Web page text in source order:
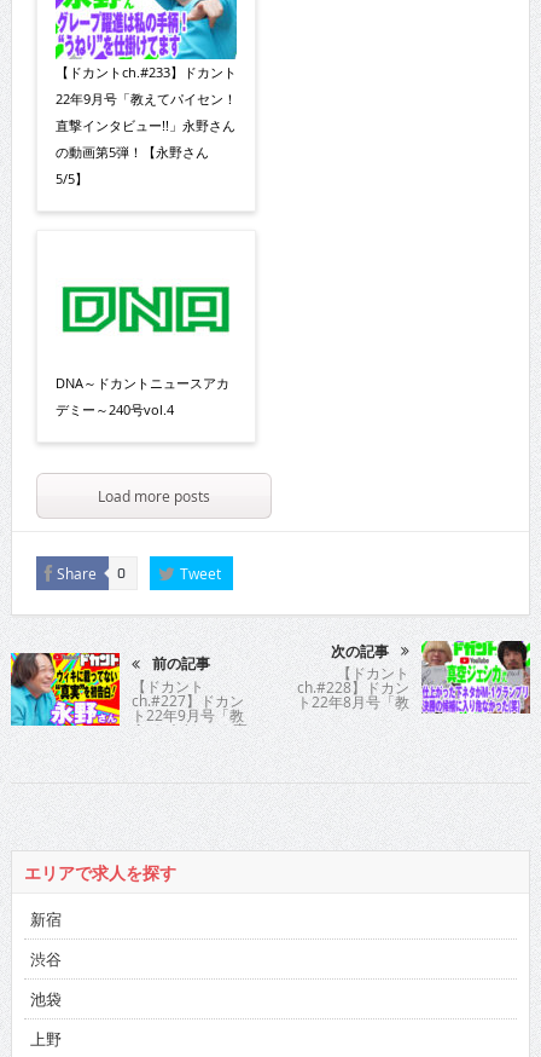
【ドカントch.#233】ドカント
22年9月号「教えてパイセン！
直撃インタビュー!!」永野さん
の動画第5弾！【永野さん
5/5】
DNA～ドカントニュースアカ
デミー～240号vol.4
Load more posts
Share 0 Tweet
前の記事
【ドカント
ch.#227】ドカン
ト22年9月号「教
えてパイセン！直
撃インタビュ
ー!!」永野さんの
動画第1弾！【永
野さん1/5】
次の記事
【ドカント
ch.#228】ドカン
ト22年8月号「教
えてパイセン！直
撃インタビュー!!」
真空ジェシカさん
の動画第6弾！【真
空ジェシカさん
6/6】
エリアで求人を探す
新宿
渋谷
池袋
上野